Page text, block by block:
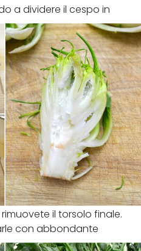
a dividere il cespo in
il torsolo finale.
con abbondante